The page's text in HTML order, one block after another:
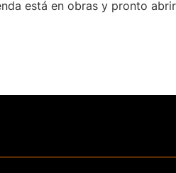
está en obras y pronto